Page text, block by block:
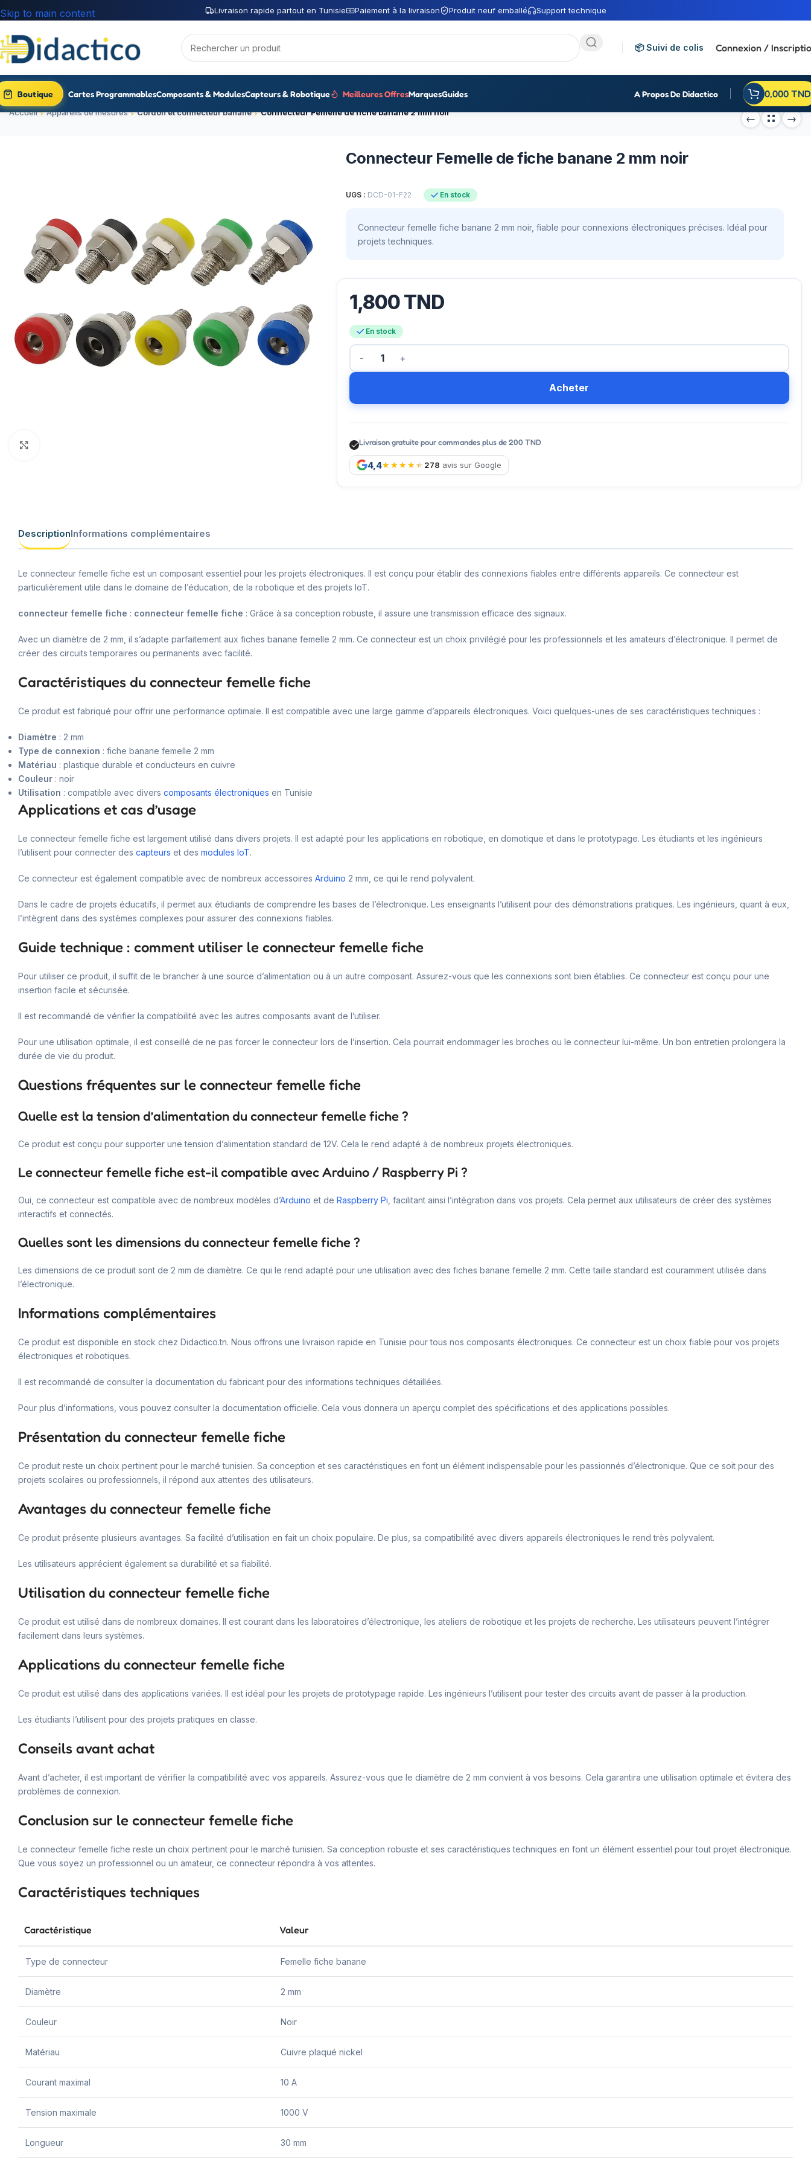
Livraison rapide partout en Tunisie Paiement à la livraison Produit neuf emballé Support technique
Skip to main content
📦 Suivi de colis Connexion /
Boutique Cartes ProgrammablesComposants & ModulesCapteurs & Robotique Meilleures OffresMarquesGuides A Propos De Didactico 0,000 TND
Accueil Appareils de mesures Cordon et connecteur banane Connecteur Femelle de fiche banane 2 mm noir
Connecteur Femelle de fiche banane 2 mm noir
UGS : DCD-01-F22 En stock
Connecteur femelle fiche banane 2 mm noir, fiable pour connexions électroniques précises. Idéal pour
projets techniques.
1,800TND
En stock
Acheter
Livraison gratuite pour commandes plus de 200 TND
4,4 278 avis sur Google
DescriptionInformations complémentaires
Le connecteur femelle fiche est un composant essentiel pour les projets électroniques. Il est conçu pour établir des connexions fiables entre différents appareils. Ce connecteur est
particulièrement utile dans le domaine de l’éducation, de la robotique et des projets IoT.
connecteur femelle fiche : connecteur femelle fiche : Grâce à sa conception robuste, il assure une transmission efficace des signaux.
Avec un diamètre de 2 mm, il s’adapte parfaitement aux fiches banane femelle 2 mm. Ce connecteur est un choix privilégié pour les professionnels et les amateurs d’électronique. Il permet de
créer des circuits temporaires ou permanents avec facilité.
Caractéristiques du connecteur femelle fiche
Ce produit est fabriqué pour offrir une performance optimale. Il est compatible avec une large gamme d’appareils électroniques. Voici quelques-unes de ses caractéristiques techniques :
Diamètre : 2 mm
Type de connexion : fiche banane femelle 2 mm
Matériau : plastique durable et conducteurs en cuivre
Couleur : noir
Utilisation : compatible avec divers composants électroniques en Tunisie
Applications et cas d’usage
Le connecteur femelle fiche est largement utilisé dans divers projets. Il est adapté pour les applications en robotique, en domotique et dans le prototypage. Les étudiants et les ingénieurs
l’utilisent pour connecter des capteurs et des modules IoT.
Ce connecteur est également compatible avec de nombreux accessoires Arduino 2 mm, ce qui le rend polyvalent.
Dans le cadre de projets éducatifs, il permet aux étudiants de comprendre les bases de l’électronique. Les enseignants l’utilisent pour des démonstrations pratiques. Les ingénieurs, quant à eux,
l’intègrent dans des systèmes complexes pour assurer des connexions fiables.
Guide technique : comment utiliser le connecteur femelle fiche
Pour utiliser ce produit, il suffit de le brancher à une source d’alimentation ou à un autre composant. Assurez-vous que les connexions sont bien établies. Ce connecteur est conçu pour une
insertion facile et sécurisée.
Il est recommandé de vérifier la compatibilité avec les autres composants avant de l’utiliser.
Pour une utilisation optimale, il est conseillé de ne pas forcer le connecteur lors de l’insertion. Cela pourrait endommager les broches ou le connecteur lui-même. Un bon entretien prolongera la
durée de vie du produit.
Questions fréquentes sur le connecteur femelle fiche
Quelle est la tension d’alimentation du connecteur femelle fiche ?
Ce produit est conçu pour supporter une tension d’alimentation standard de 12V. Cela le rend adapté à de nombreux projets électroniques.
Le connecteur femelle fiche est-il compatible avec Arduino / Raspberry Pi ?
Oui, ce connecteur est compatible avec de nombreux modèles d’Arduino et de Raspberry Pi , facilitant ainsi l’intégration dans vos projets. Cela permet aux utilisateurs de créer des systèmes
interactifs et connectés.
Quelles sont les dimensions du connecteur femelle fiche ?
Les dimensions de ce produit sont de 2 mm de diamètre. Ce qui le rend adapté pour une utilisation avec des fiches banane femelle 2 mm. Cette taille standard est couramment utilisée dans
l’électronique.
Informations complémentaires
Ce produit est disponible en stock chez Didactico.tn. Nous offrons une livraison rapide en Tunisie pour tous nos composants électroniques. Ce connecteur est un choix fiable pour vos projets
électroniques et robotiques.
Il est recommandé de consulter la documentation du fabricant pour des informations techniques détaillées.
Pour plus d’informations, vous pouvez consulter la documentation officielle. Cela vous donnera un aperçu complet des spécifications et des applications possibles.
Présentation du connecteur femelle fiche
Ce produit reste un choix pertinent pour le marché tunisien. Sa conception et ses caractéristiques en font un élément indispensable pour les passionnés d’électronique. Que ce soit pour des
projets scolaires ou professionnels, il répond aux attentes des utilisateurs.
Avantages du connecteur femelle fiche
Ce produit présente plusieurs avantages. Sa facilité d’utilisation en fait un choix populaire. De plus, sa compatibilité avec divers appareils électroniques le rend très polyvalent.
Les utilisateurs apprécient également sa durabilité et sa fiabilité.
Utilisation du connecteur femelle fiche
Ce produit est utilisé dans de nombreux domaines. Il est courant dans les laboratoires d’électronique, les ateliers de robotique et les projets de recherche. Les utilisateurs peuvent l’intégrer
facilement dans leurs systèmes.
Applications du connecteur femelle fiche
Ce produit est utilisé dans des applications variées. Il est idéal pour les projets de prototypage rapide. Les ingénieurs l’utilisent pour tester des circuits avant de passer à la production.
Les étudiants l’utilisent pour des projets pratiques en classe.
Conseils avant achat
Avant d’acheter, il est important de vérifier la compatibilité avec vos appareils. Assurez-vous que le diamètre de 2 mm convient à vos besoins. Cela garantira une utilisation optimale et évitera des
problèmes de connexion.
Conclusion sur le connecteur femelle fiche
Le connecteur femelle fiche reste un choix pertinent pour le marché tunisien. Sa conception robuste et ses caractéristiques techniques en font un élément essentiel pour tout projet électronique.
Que vous soyez un professionnel ou un amateur, ce connecteur répondra à vos attentes.
Caractéristiques techniques
Caractéristique Valeur
Type de connecteur Femelle fiche banane
Diamètre 2 mm
Couleur Noir
Matériau Cuivre plaqué nickel
Courant maximal 10 A
Tension maximale 1000 V
Longueur 30 mm